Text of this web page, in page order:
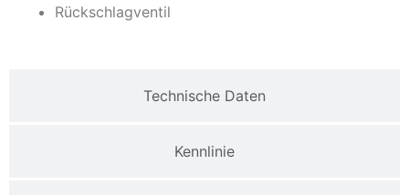
Technische Daten
Kennlinie
Rückschlagventil